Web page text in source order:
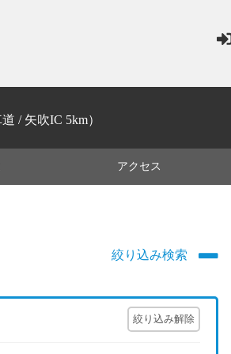
/ 矢吹IC 5km）
アクセス
絞り込み検索